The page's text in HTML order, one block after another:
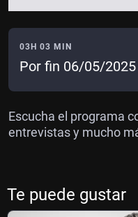
03H 03 MIN
Por fin 06/05/2025
Escucha el programa
entrevistas y mucho
Te puede gustar